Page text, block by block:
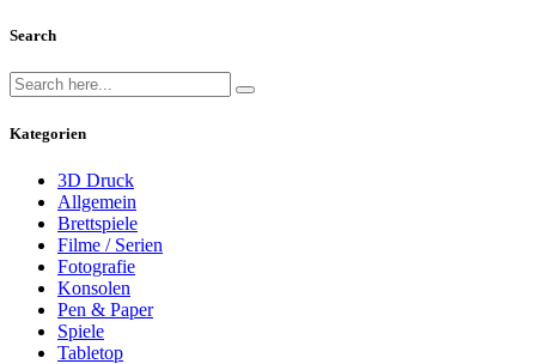
Search
Kategorien
3D Druck
Allgemein
Brettspiele
Filme / Serien
Fotografie
Konsolen
Pen & Paper
Spiele
Tabletop